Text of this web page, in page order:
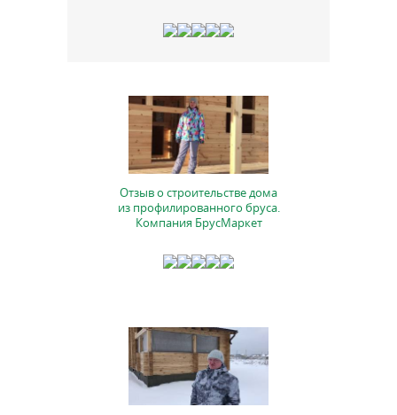
Отзыв о строительстве дома
из профилированного бруса.
Компания БрусМаркет